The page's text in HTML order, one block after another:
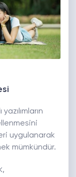
uygulanarak
mümkündür.